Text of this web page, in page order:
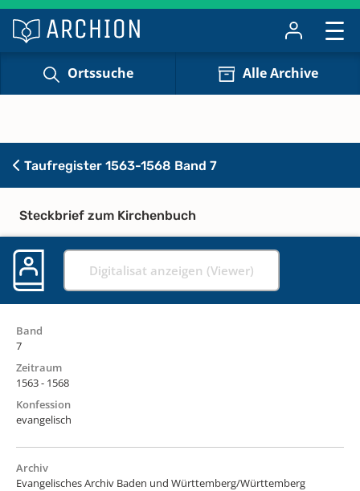
Ortssuche Alle Archive
Taufregister 1563-1568 Band 7
Steckbrief zum Kirchenbuch
Digitalisat anzeigen (Viewer)
Band
7
Zeitraum
1563 - 1568
Konfession
evangelisch
Archiv
Evangelisches Archiv Baden und Württemberg/Württemberg